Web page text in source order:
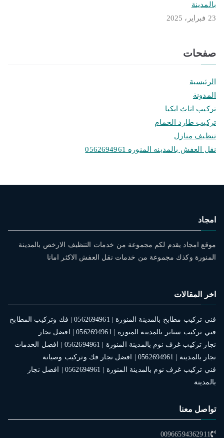
بالمدينة
23 فبراير، 2025
صفحات
الرئيسية
المدونة
تركيب اثاث ايكيا
تركيب طارد الحمام
تنظيف منازل
نقل العفش بالمدينه المنوره 0562694961
امجاد
موقع امجاد يقدم لكم مجموعة من خدمات التنظيف الارخص بالمدينة
المنورة وكذك مجموعة من خدمات نقل العفش الاكثر امانا
اخر المقالات
فني تركيب مطابخ بالمدينة المنورة | 0562694961 | فك وتركيب المطابخ
فني تركيب ستاير بالمدينة المنورة | 0562694961 | افضل نجار
نجار تركيب غرف نوم بالمدينة المنورة | 0562694961 | افضل الخدمات
نجار بالمدينة | 0562694961 | افضل نجار فك وتركيب وصيانة
فني تركيب غرف نوم بالمدينة المنورة | 0562694961 | افضل نجار
بالمدينة
تواصل معنا
00966594362911